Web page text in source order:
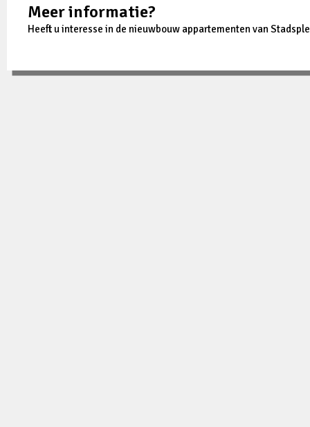
Meer informatie?
Heeft u interesse in de nieuwbouw appartementen van